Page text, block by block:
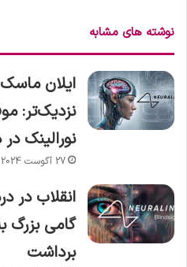
نوشته های مشابه
ایلان
نزدیک‌تر:
نورالینک
27 آگوست 2024
انقلاب در
گامی بزرگ
برداشت